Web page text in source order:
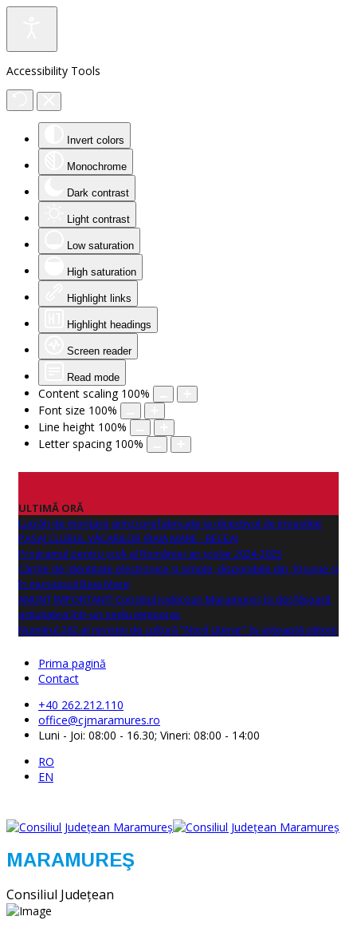
Accessibility Tools
Invert colors
Monochrome
Dark contrast
Light contrast
Low saturation
High saturation
Highlight links
Highlight headings
Screen reader
Read mode
Content scaling 100%
Font size 100%
Line height 100%
Letter spacing 100%
ULTIMĂ ORĂ
Lucrări de montare grinzi prefabricate la obiectivul de investitie
PASAJ CLUBUL VĂCARILOR (BAIA MARE - RECEA)
Programul pentru școli al României an școlar 2024-2025
Cărțile de identitate electronice și simple, disponibile din 10 iunie și
în municipiul Baia Mare
ANUNŢ IMPORTANT! Consiliul Județean Maramureș își desfășoară
activitatea într-un sediu temporar.
Numărul 262 al revistei de cultură "Nord Literar" își așteaptă cititorii
Prima pagină
Contact
+40 262.212.110
office@cjmaramures.ro
Luni - Joi: 08:00 - 16.30; Vineri: 08:00 - 14:00
RO
EN
MARAMUREŞ
Consiliul Judeţean